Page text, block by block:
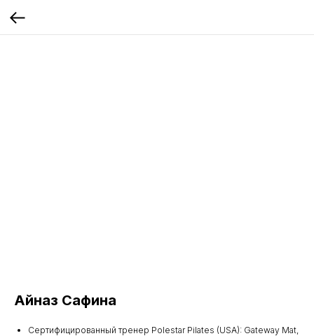
Айназ Сафина
Сертифицированный тренер Polestar Pilates (USA): Gateway Mat,